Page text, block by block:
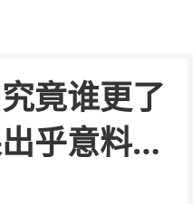
竟谁更了
乎意料…